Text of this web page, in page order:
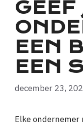
GEEF
EEN
EEN
december 23,
Elke